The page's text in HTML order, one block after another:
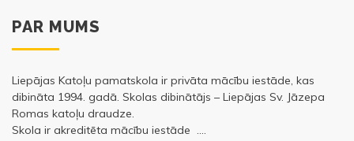
PAR MUMS
Liepājas Katoļu pamatskola ir privāta mācību iestāde, kas
dibināta 1994. gadā. Skolas dibinātājs – Liepājas Sv. Jāzepa
Romas katoļu draudze.
Skola ir akreditēta mācību iestāde ….